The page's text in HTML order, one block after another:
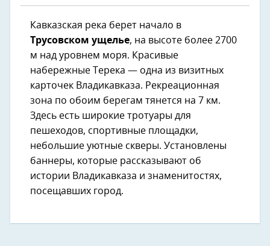
Кавказская река берет начало в
Трусовском ущелье, на высоте более 2700
м над уровнем моря. Красивые
набережные Терека — одна из визитных
карточек Владикавказа. Рекреационная
зона по обоим берегам тянется на 7 км.
Здесь есть широкие тротуары для
пешеходов, спортивные площадки,
небольшие уютные скверы. Установлены
баннеры, которые рассказывают об
истории Владикавказа и знаменитостях,
посещавших город.